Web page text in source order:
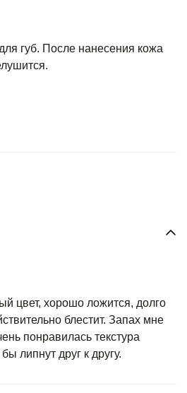
губ. После нанесения кожа
цвет, хорошо ложится, долго
блестит. Запах мне
понравилась текстура
липнут друг к другу.